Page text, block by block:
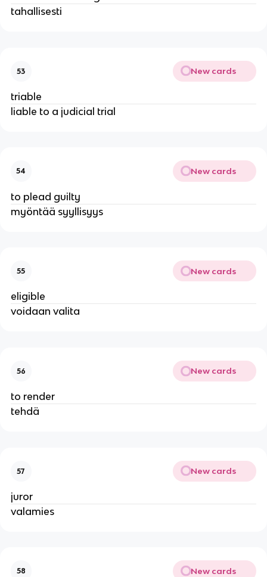
tahallisesti
53 New cards
triable
liable to a judicial trial
54 New cards
to plead guilty
myöntää syyllisyys
55 New cards
eligible
voidaan valita
56 New cards
to render
tehdä
57 New cards
juror
valamies
58 New cards